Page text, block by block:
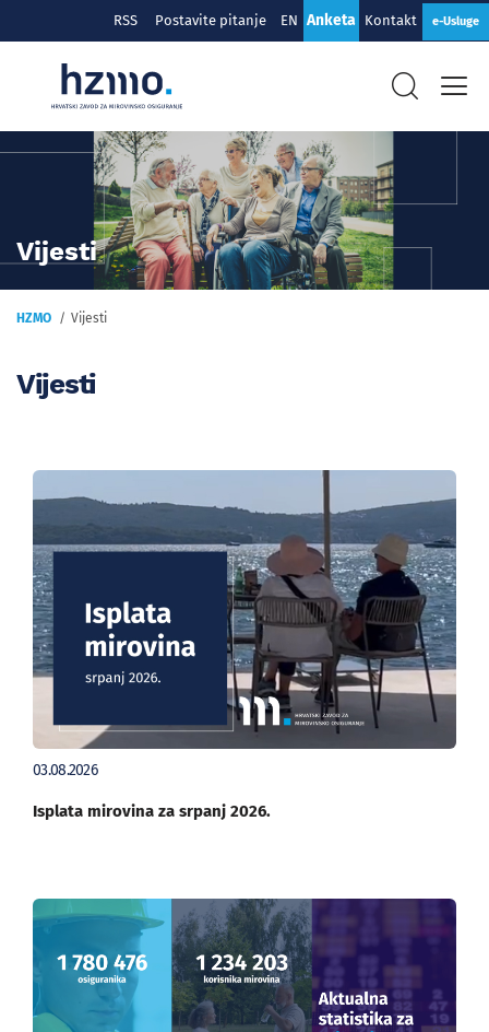
RSS Postavite pitanje EN Anketa Kontakt e-Usluge
Vijesti
HZMO Vijesti
Vijesti
03.08.2026
Isplata mirovina za srpanj 2026.